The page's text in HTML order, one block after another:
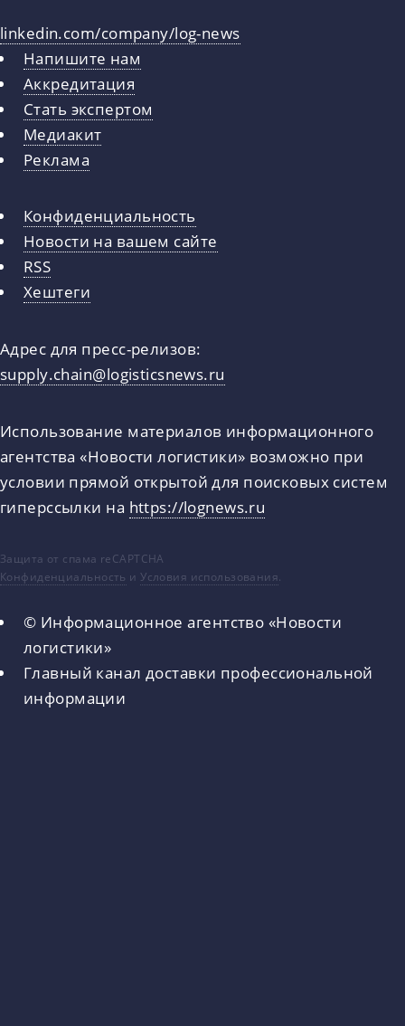
linkedin.com/company/log-news
Напишите нам
Аккредитация
Стать экспертом
Медиакит
Реклама
Конфиденциальность
Новости на вашем сайте
RSS
Хештеги
Адрес для пресс-релизов:
supply.chain@logisticsnews.ru
Использование материалов информационного
агентства «Новости логистики» возможно при
условии прямой открытой для поисковых систем
гиперссылки на https://lognews.ru
Защита от спама reCAPTCHA
Конфиденциальность иУсловия использования.
© Информационное агентство «Новости
логистики»
Главный канал доставки профессиональной
информации